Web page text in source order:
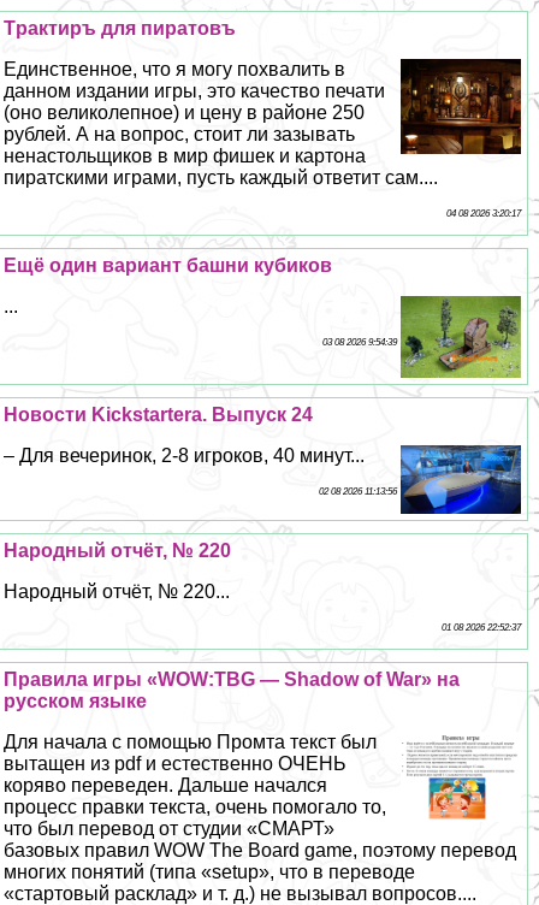
Тpaктиръ для пиратовъ
Единственное, что я могу похвалить в
данном издании игры, это качество печати
(оно великолепное) и цену в районе 250
рублей. А на вопрос, стоит ли зазывать
ненастольщиков в мир фишек и картона
пиратскими играми, пусть каждый ответит сам....
04 08 2026 3:20:17
Ещё один вариант башни кубиков
...
03 08 2026 9:54:39
Новости Kickstarterа. Выпуск 24
– Для вечеринок, 2-8 игроков, 40 минут...
02 08 2026 11:13:56
Народный отчёт, № 220
Народный отчёт, № 220...
01 08 2026 22:52:37
Правила игры «WOW:TBG — Shadow of War» на
русском языке
Для начала с помощью Промта текст был
вытащен из pdf и естественно ОЧЕНЬ
коряво переведен. Дальше начался
процесс правки текста, очень помогало то,
что был перевод от студии «СМАРТ»
базовых правил WOW The Board game, поэтому перевод
многих понятий (типа «setup», что в переводе
«стартовый расклад» и т. д.) не вызывал вопросов....